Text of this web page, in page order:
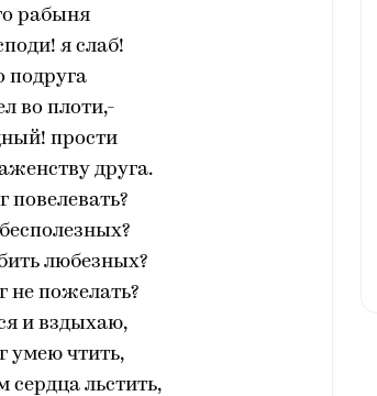
рабыня
я слаб!
подруга
во плоти,-
прости
друга.
повелевать?
любезных?
не пожелать?
и вздыхаю,
умею чтить,
льстить,